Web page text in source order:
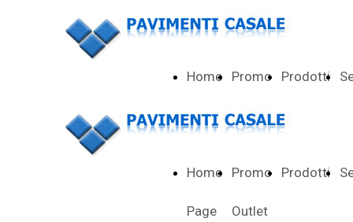
Home
Page
Promo
Outlet
Prodotti
Home
Page
Promo
Outlet
Prodotti